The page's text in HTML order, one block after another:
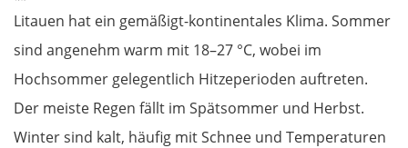
Litauen hat ein gemäßigt-kontinentales Klima. Sommer
sind angenehm warm mit 18–27 °C, wobei im
Hochsommer gelegentlich Hitzeperioden auftreten.
Der meiste Regen fällt im Spätsommer und Herbst.
Winter sind kalt, häufig mit Schnee und Temperaturen